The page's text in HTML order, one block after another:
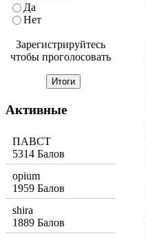
Да
Нет
Зарегистрируйтесь
чтобы проголосовать
Активные
ПАВСТ
5314 Балов
opium
1959 Балов
shira
1889 Балов